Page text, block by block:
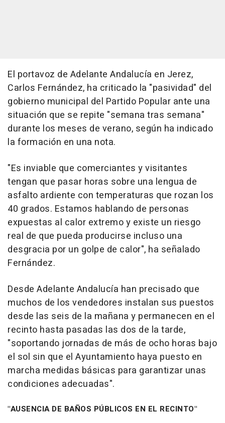
El portavoz de Adelante Andalucía en Jerez,
Carlos Fernández, ha criticado la "pasividad" del
gobierno municipal del Partido Popular ante una
situación que se repite "semana tras semana"
durante los meses de verano, según ha indicado
la formación en una nota.
"Es inviable que comerciantes y visitantes
tengan que pasar horas sobre una lengua de
asfalto ardiente con temperaturas que rozan los
40 grados. Estamos hablando de personas
expuestas al calor extremo y existe un riesgo
real de que pueda producirse incluso una
desgracia por un golpe de calor", ha señalado
Fernández.
Desde Adelante Andalucía han precisado que
muchos de los vendedores instalan sus puestos
desde las seis de la mañana y permanecen en el
recinto hasta pasadas las dos de la tarde,
"soportando jornadas de más de ocho horas bajo
el sol sin que el Ayuntamiento haya puesto en
marcha medidas básicas para garantizar unas
condiciones adecuadas".
"AUSENCIA DE BAÑOS PÚBLICOS EN EL RECINTO"